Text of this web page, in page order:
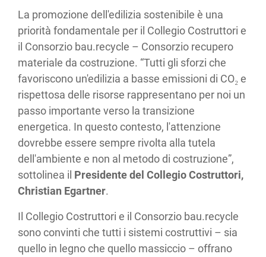
La promozione dell'edilizia sostenibile è una
priorità fondamentale per il Collegio Costruttori e
il Consorzio bau.recycle – Consorzio recupero
materiale da costruzione. “Tutti gli sforzi che
favoriscono un'edilizia a basse emissioni di CO₂ e
rispettosa delle risorse rappresentano per noi un
passo importante verso la transizione
energetica. In questo contesto, l'attenzione
dovrebbe essere sempre rivolta alla tutela
dell'ambiente e non al metodo di costruzione”,
sottolinea il Presidentedel Collegio Costruttori,
Christian Egartner.
Il Collegio Costruttori e il Consorzio bau.recycle
sono convinti che tutti i sistemi costruttivi – sia
quello in legno che quello massiccio – offrano